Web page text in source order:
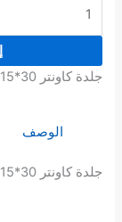
جلدة كاونتر 30*15*1 سم
الوصف
جلدة كاونتر 30*15*1 سم